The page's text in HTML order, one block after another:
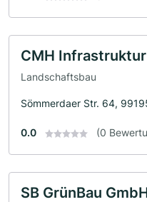
CMH Infrastruktur
Landschaftsbau
Sömmerdaer Str. 64,
0.0 (0
SB GrünBau